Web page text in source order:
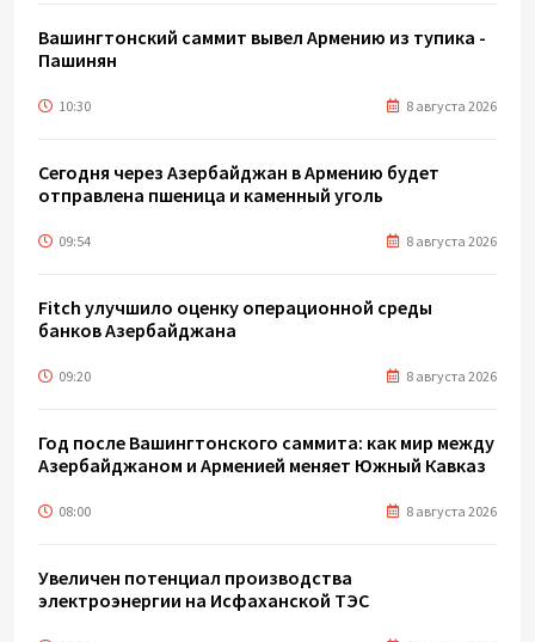
Вашингтонский саммит вывел Армению из тупика -
Пашинян
10:30 8 августа 2026
Сегодня через Азербайджан в Армению будет
отправлена пшеница и каменный уголь
09:54 8 августа 2026
Fitch улучшило оценку операционной среды
банков Азербайджана
09:20 8 августа 2026
Год после Вашингтонского саммита: как мир между
Азербайджаном и Арменией меняет Южный Кавказ
08:00 8 августа 2026
Увеличен потенциал производства
электроэнергии на Исфаханской ТЭС